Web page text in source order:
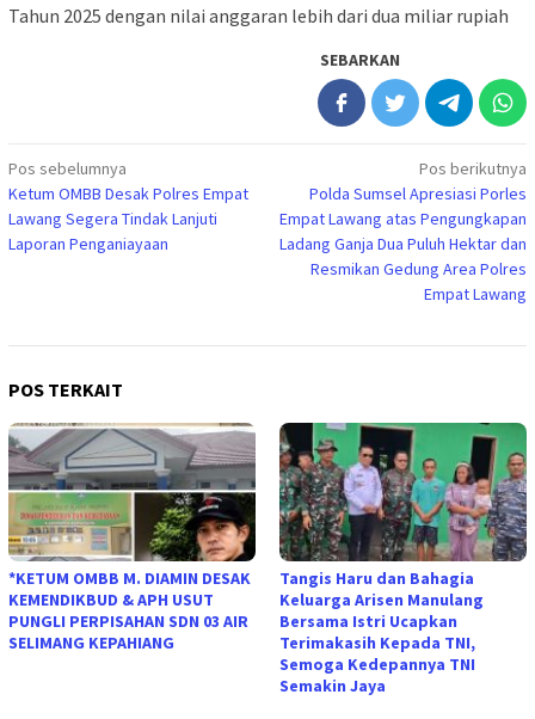
Tahun 2025 dengan nilai anggaran lebih dari dua miliar rupiah
SEBARKAN
Navigasi
pos
Pos sebelumnya
Ketum OMBB Desak Polres Empat
Lawang Segera Tindak Lanjuti
Laporan Penganiayaan
Pos berikutnya
Polda Sumsel Apresiasi Porles
Empat Lawang atas Pengungkapan
Ladang Ganja Dua Puluh Hektar dan
Resmikan Gedung Area Polres
Empat Lawang
POS TERKAIT
*KETUM OMBB M. DIAMIN DESAK
KEMENDIKBUD & APH USUT
PUNGLI PERPISAHAN SDN 03 AIR
SELIMANG KEPAHIANG
Tangis Haru dan Bahagia
Keluarga Arisen Manulang
Bersama Istri Ucapkan
Terimakasih Kepada TNI,
Semoga Kedepannya TNI
Semakin Jaya